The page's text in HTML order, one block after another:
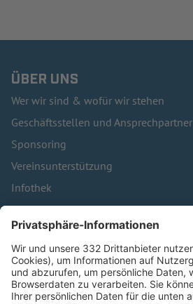
ÜBER UNS
Wer wir sind & wofür wir stehen
Geschäftsstellen und Ansprechpartner
Sponsoring
Vereinsunterstützung
Infothek
Kontakt
HÄUFIG BESUCHTE SEITEN
Pässe und Vereinswechsel
Trainerausbildung